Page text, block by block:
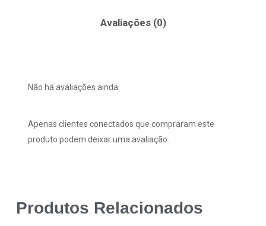
Avaliações (0)
Não há avaliações ainda.
Apenas clientes conectados que compraram este
produto podem deixar uma avaliação.
Produtos Relacionados